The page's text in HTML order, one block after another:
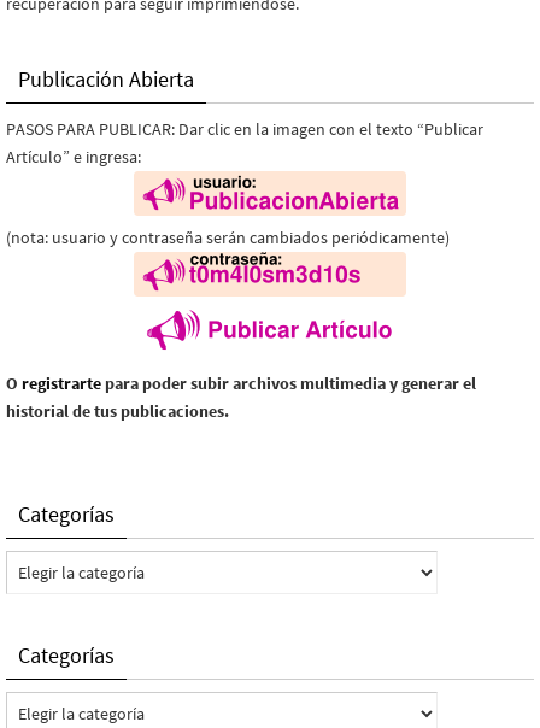
Publicación Abierta
PASOS PARA PUBLICAR: Dar clic en la imagen con el texto “Publicar
Artículo” e ingresa:
(nota: usuario y contraseña serán cambiados periódicamente)
O registrarte para poder subir archivos multimedia y generar el
historial de tus publicaciones.
Categorías
Categorías
Categorías
Categorías